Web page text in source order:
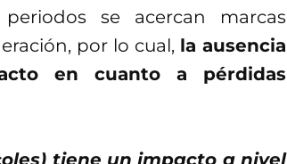
se acercan marcas
por lo cual, la ausencia
en cuanto a pérdidas
tiene un impacto a nivel